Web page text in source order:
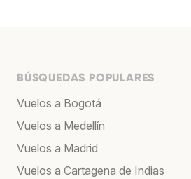
BÚSQUEDAS POPULARES
Vuelos a Bogotá
Vuelos a Medellín
Vuelos a Madrid
Vuelos a Cartagena de Indias